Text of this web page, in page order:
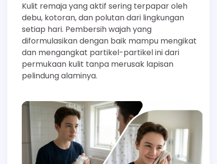
Kulit remaja yang aktif sering terpapar oleh
debu, kotoran, dan polutan dari lingkungan
setiap hari. Pembersih wajah yang
diformulasikan dengan baik mampu mengikat
dan mengangkat partikel-partikel ini dari
permukaan kulit tanpa merusak lapisan
pelindung alaminya.